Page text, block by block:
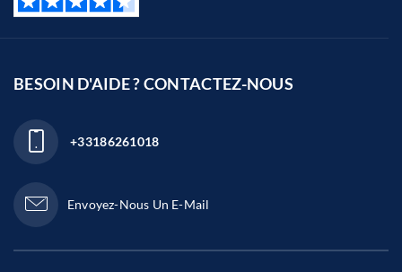
BESOIN D'AIDE ? CONTACTEZ-NOUS
+33186261018
Envoyez-Nous Un E-Mail